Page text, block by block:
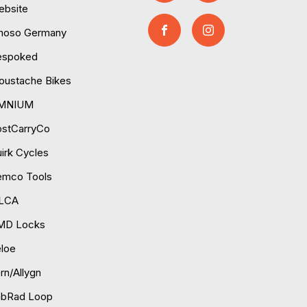
Germany
Bikes
Cycles
Tools
Locks
Allygn
Loop